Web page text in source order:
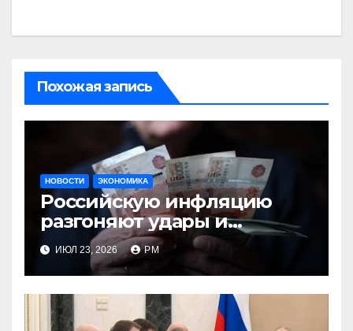
Похожая запись
НОВОСТИ ЭКОНОМИКА
Российскую инфляцию
разгоняют удары и
ожидания
ИЮЛ 23, 2026 РМ